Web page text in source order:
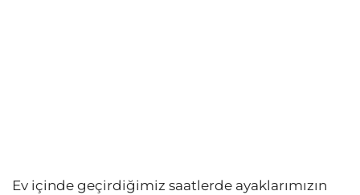
Ev içinde geçirdiğimiz saatlerde ayaklarımızın